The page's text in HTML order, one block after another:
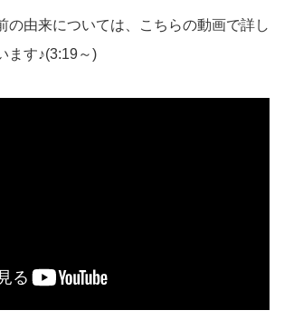
の由来については、こちらの動画で詳し
ます♪(3:19～)